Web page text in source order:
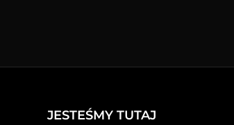
JESTEŚMY TUTAJ